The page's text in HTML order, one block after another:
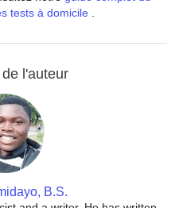
tests à domicile
l'auteur
B.S.